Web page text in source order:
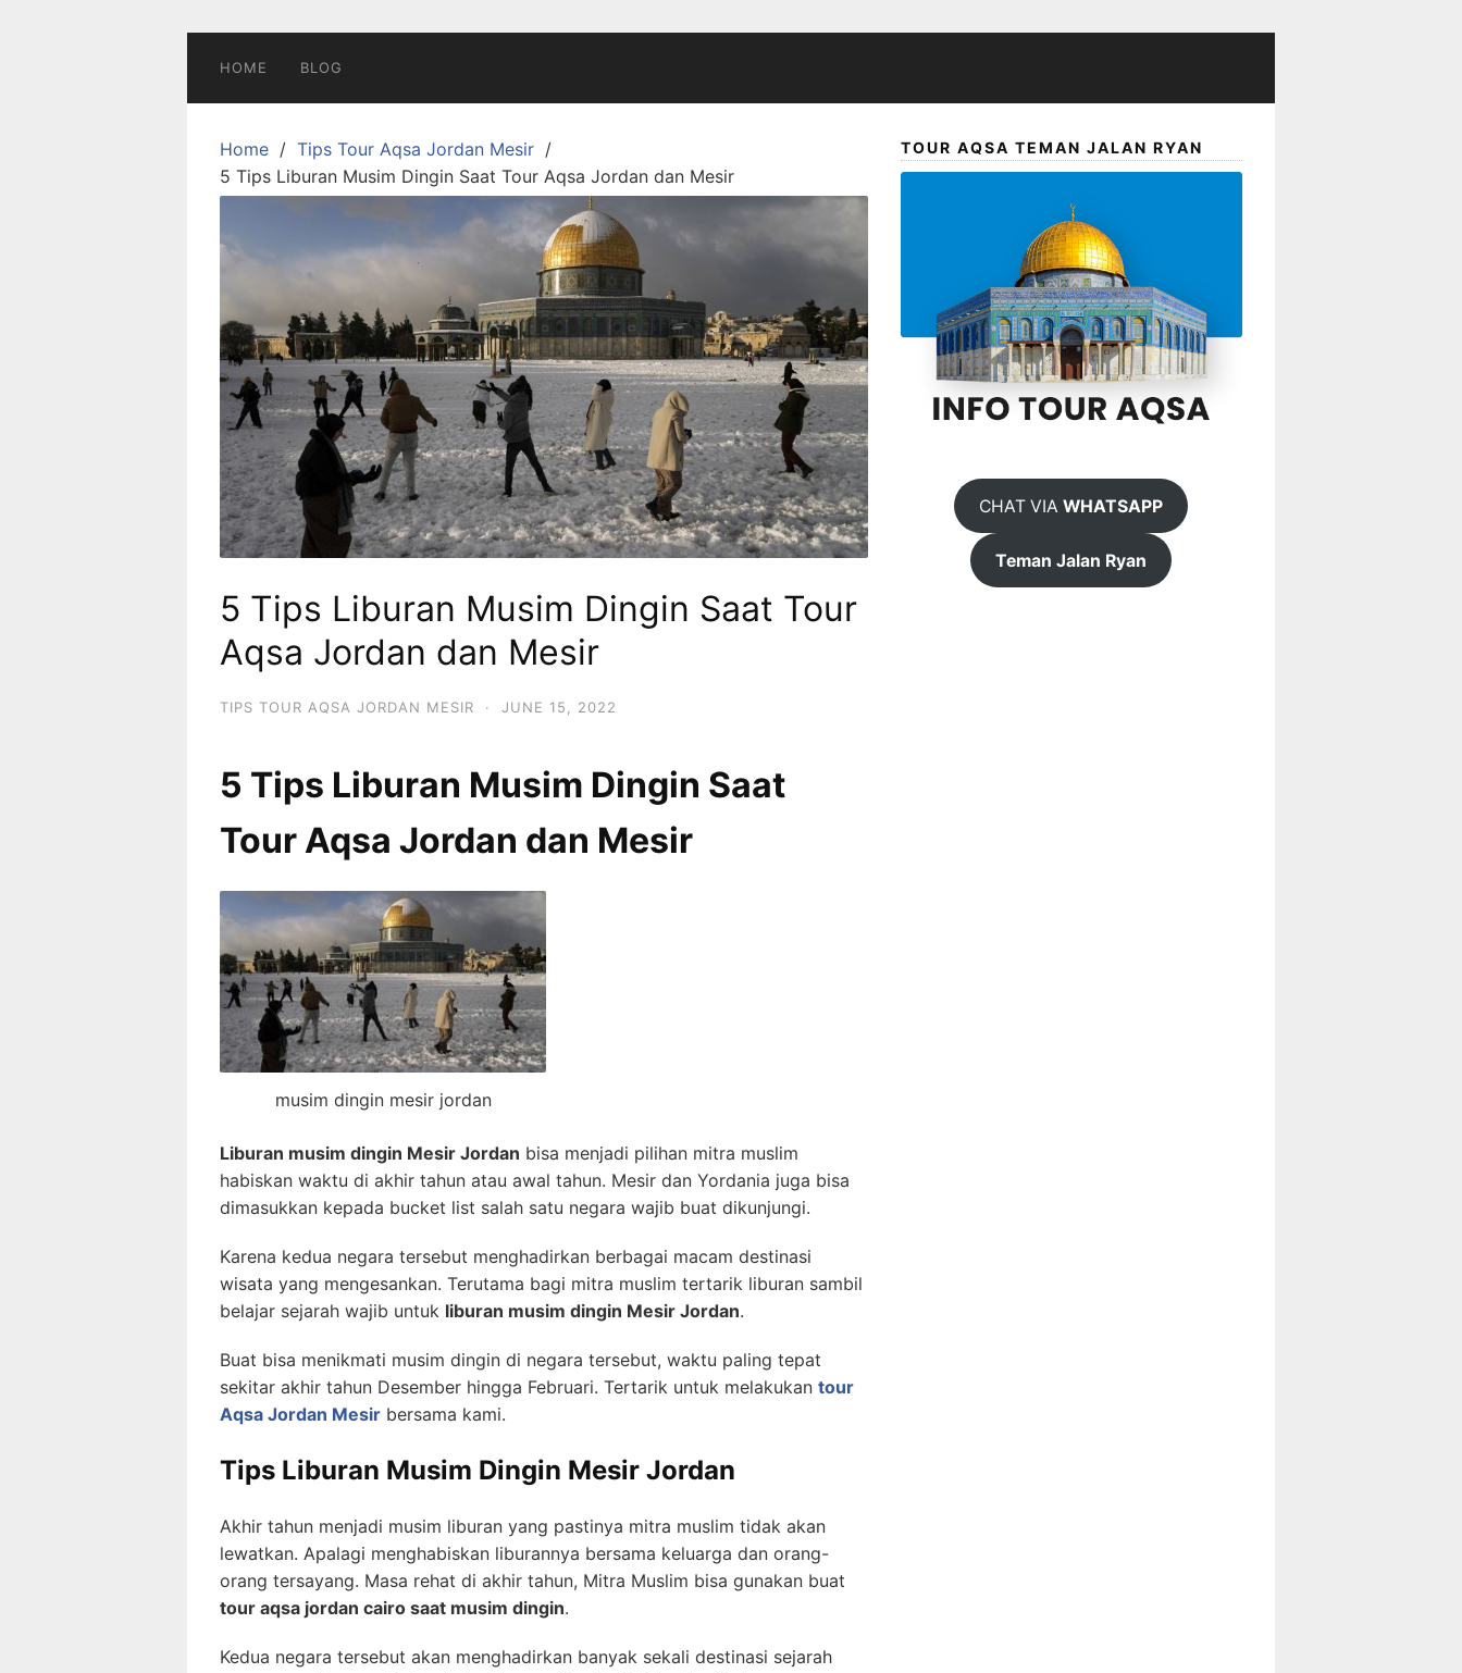
HOME BLOG
Home
Tips Tour Aqsa Jordan Mesir
5 Tips Liburan Musim Dingin Saat Tour Aqsa Jordan dan Mesir
5 Tips Liburan Musim Dingin Saat Tour
Aqsa Jordan dan Mesir
TIPS TOUR AQSA JORDAN MESIR · JUNE 15, 2022
5 Tips Liburan Musim Dingin Saat
Tour Aqsa Jordan dan Mesir
musim dingin mesir jordan
Liburan musim dingin Mesir Jordan bisa menjadi pilihan mitra muslim
habiskan waktu di akhir tahun atau awal tahun. Mesir dan Yordania juga bisa
dimasukkan kepada bucket list salah satu negara wajib buat dikunjungi.
Karena kedua negara tersebut menghadirkan berbagai macam destinasi
wisata yang mengesankan. Terutama bagi mitra muslim tertarik liburan sambil
belajar sejarah wajib untuk liburan musim dingin Mesir Jordan.
Buat bisa menikmati musim dingin di negara tersebut, waktu paling tepat
sekitar akhir tahun Desember hingga Februari. Tertarik untuk melakukan tour
Aqsa Jordan Mesir bersama kami.
Tips Liburan Musim Dingin Mesir Jordan
Akhir tahun menjadi musim liburan yang pastinya mitra muslim tidak akan
lewatkan. Apalagi menghabiskan liburannya bersama keluarga dan orang-
orang tersayang. Masa rehat di akhir tahun, Mitra Muslim bisa gunakan buat
tour aqsa jordan cairo saat musim dingin.
Kedua negara tersebut akan menghadirkan banyak sekali destinasi sejarah
TOUR AQSA TEMAN JALAN RYAN
CHAT VIAWHATSAPP
Teman Jalan Ryan